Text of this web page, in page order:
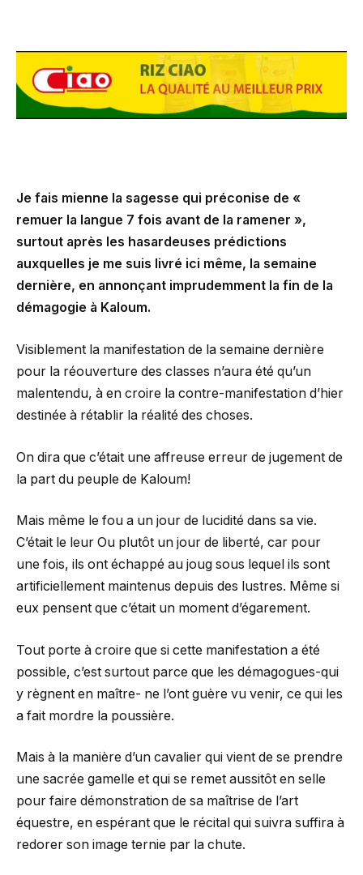
Je fais mienne la sagesse qui préconise de «
remuer la langue 7 fois avant de la ramener »,
surtout après les hasardeuses prédictions
auxquelles je me suis livré ici même, la semaine
dernière, en annonçant imprudemment la fin de la
démagogie à Kaloum.
Visiblement la manifestation de la semaine dernière
pour la réouverture des classes n’aura été qu’un
malentendu, à en croire la contre-manifestation d’hier
destinée à rétablir la réalité des choses.
On dira que c’était une affreuse erreur de jugement de
la part du peuple de Kaloum!
Mais même le fou a un jour de lucidité dans sa vie.
C’était le leur Ou plutôt un jour de liberté, car pour
une fois, ils ont échappé au joug sous lequel ils sont
artificiellement maintenus depuis des lustres. Même si
eux pensent que c’était un moment d’égarement.
Tout porte à croire que si cette manifestation a été
possible, c’est surtout parce que les démagogues-qui
y règnent en maître- ne l’ont guère vu venir, ce qui les
a fait mordre la poussière.
Mais à la manière d’un cavalier qui vient de se prendre
une sacrée gamelle et qui se remet aussitôt en selle
pour faire démonstration de sa maîtrise de l’art
équestre, en espérant que le récital qui suivra suffira à
redorer son image ternie par la chute.